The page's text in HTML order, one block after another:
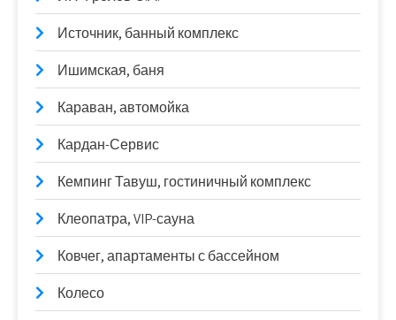
Источник, банный комплекс
Ишимская, баня
Караван, автомойка
Кардан-Сервис
Кемпинг Тавуш, гостиничный комплекс
Клеопатра, VIP-сауна
Ковчег, апартаменты с бассейном
Колесо